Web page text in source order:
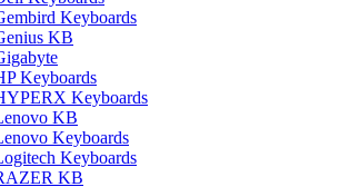
Keyboards
KB
Keyboards
Keyboards
KB
Keyboards
Keyboards
KB